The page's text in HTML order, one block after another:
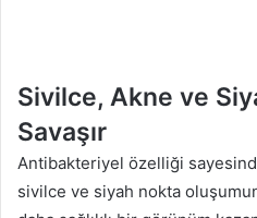
Sivilce, Akne ve
Savaşır
Antibakteriyel özelliği
sivilce ve siyah nokta